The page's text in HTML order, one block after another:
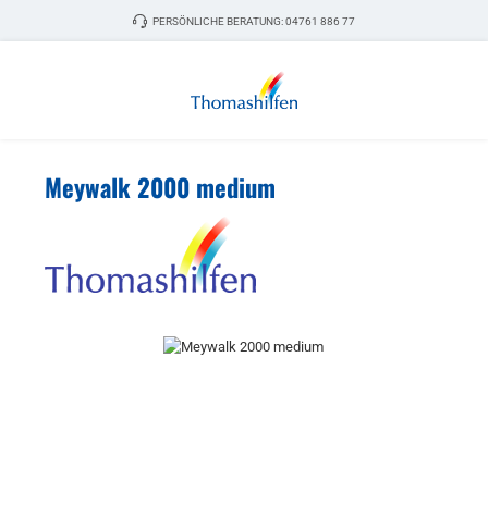
Zum Hauptinhalt springenPERSÖNLICHE BERATUNG:04761 886 77
Meywalk 2000 medium
Bildergalerie überspringen